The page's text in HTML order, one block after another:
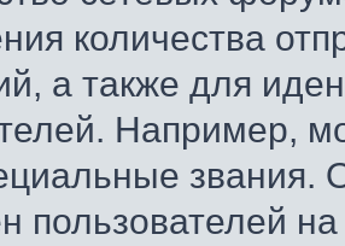
количества
а также для
Например,
звания.
пользователей